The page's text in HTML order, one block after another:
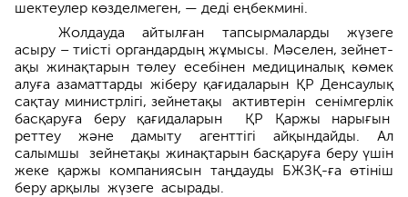
шектеулер көзделмеген, — деді еңбекмині.
Жолдауда айтылған тапсырма­ларды жүзеге
асыру – тиісті орган­дардың жұмысы. Мәселен, зейнет­
ақы жинақтарын төлеу есебінен медици­налық көмек
алуға азамат­тарды жіберу қағидаларын ҚР Ден­саулық
сақтау министрлігі, зейнет­ақы активтерін сенімгерлік
басқаруға беру қағидаларын ҚР Қаржы нарығы­н
реттеу және дамыту агенттігі айқындайды. Ал
салымшы зейнетақы жинақтарын басқаруға беру үшін
жеке қаржы компаниясын таңдауд­ы БЖЗҚ-ға өтініш
беру арқыл­ы жүзеге асырады.